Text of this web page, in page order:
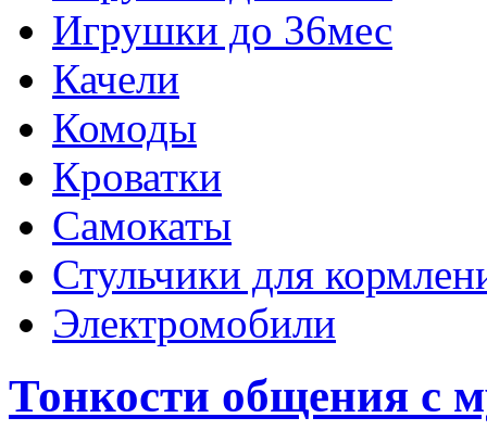
Игрушки до 36мес
Качели
Комоды
Кроватки
Самокаты
Стульчики для
Электромобили
Тонкости общения с